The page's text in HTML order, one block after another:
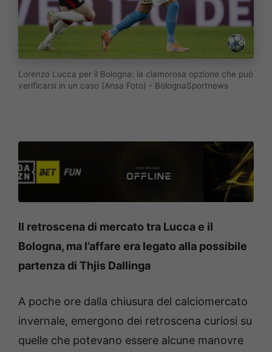
Lorenzo Lucca per il Bologna: la clamorosa opzione che può
verificarsi in un caso (Ansa Foto) - BolognaSportnews
Il retroscena di mercato tra Lucca e il
Bologna, ma l’affare era legato alla possibile
partenza di Thjis Dallinga
A poche ore dalla chiusura del calciomercato
invernale, emergono dei retroscena curiosi su
quelle che potevano essere alcune manovre